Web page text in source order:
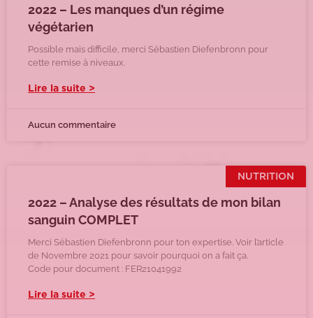
2022 – Les manques d’un régime
végétarien
Possible mais difficile, merci Sébastien Diefenbronn pour
cette remise à niveaux.
Lire la suite >
Aucun commentaire
NUTRITION
2022 – Analyse des résultats de mon bilan
sanguin COMPLET
Merci Sébastien Diefenbronn pour ton expertise. Voir l’article
de Novembre 2021 pour savoir pourquoi on a fait ça.
Code pour document : FER21041992
Lire la suite >